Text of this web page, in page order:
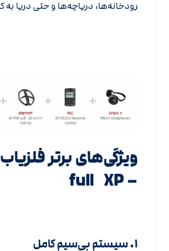
رودخانه‌ها، دریاچه‌ها و حتی دریا به
– full XP
۱. سیستم بی‌سیم کامل